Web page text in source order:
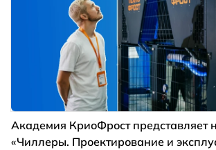
Академия КриоФрост представляет
«Чиллеры. Проектирование и